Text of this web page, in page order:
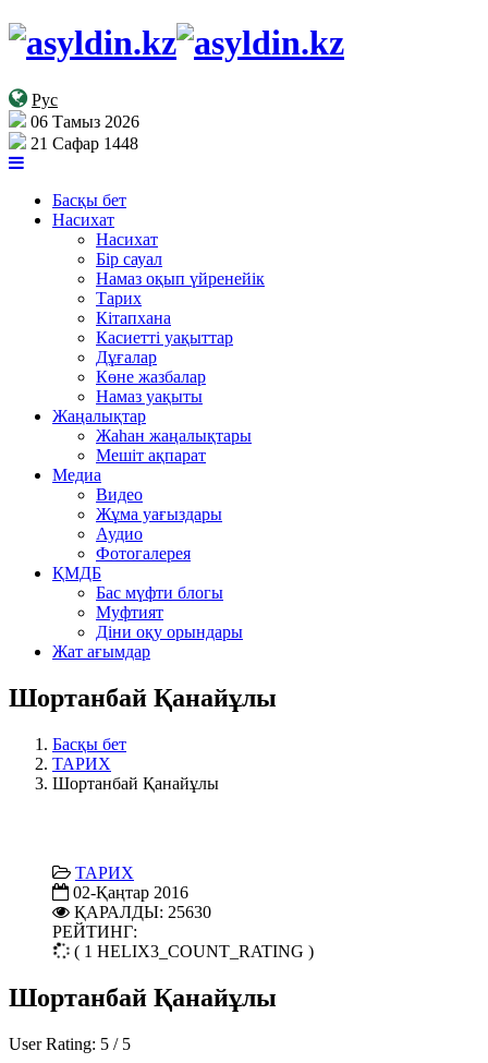
Рус
06 Тамыз 2026
21 Сафар 1448
Басқы бет
Насихат
Насихат
Бір сауал
Намаз оқып үйренейік
Тарих
Кітапхана
Касиетті уақыттар
Дұғалар
Көне жазбалар
Намаз уақыты
Жаңалықтар
Жаһан жаңалықтары
Мешіт ақпарат
Медиа
Видео
Жұма уағыздары
Аудио
Фотогалерея
ҚМДБ
Бас мүфти блогы
Муфтият
Діни оқу орындары
Жат ағымдар
Шортанбай Қанайұлы
Басқы бет
ТАРИХ
Шортанбай Қанайұлы
ТАРИХ
02-Қаңтар 2016
ҚАРАЛДЫ: 25630
РЕЙТИНГ:
( 1 HELIX3_COUNT_RATING )
Шортанбай Қанайұлы
User Rating: 5 / 5